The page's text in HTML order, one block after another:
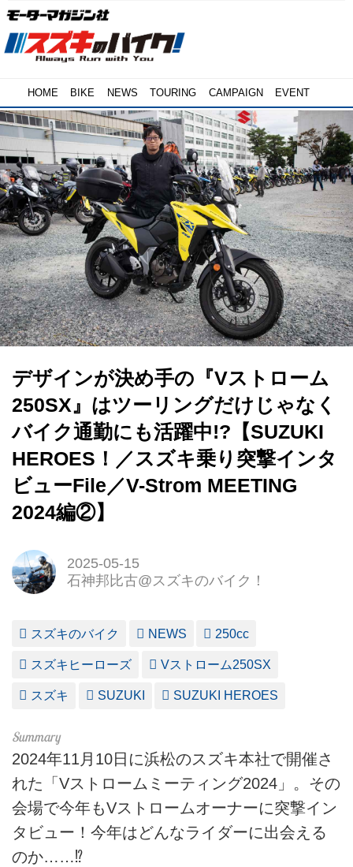
HOME BIKE NEWS TOURING CAMPAIGN EVENT
デザインが決め手の『Vストローム
250SX』はツーリングだけじゃなく
バイク通勤にも活躍中!?【SUZUKI
HEROES！／スズキ乗り突撃インタ
ビューFile／V-Strom MEETING
2024編②】
2025-05-15
石神邦比古@スズキのバイク！
スズキのバイク NEWS 250cc
スズキヒーローズ Vストローム250SX
スズキ SUZUKI SUZUKI HEROES
2024年11月10日に浜松のスズキ本社で開催さ
れた「Vストロームミーティング2024」。その
会場で今年もVストロームオーナーに突撃イン
タビュー！今年はどんなライダーに出会える
のか……⁉